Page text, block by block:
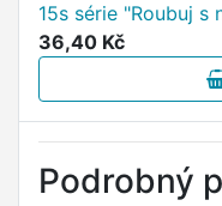
15s série "Roubuj s
36,40 Kč
Podrobný